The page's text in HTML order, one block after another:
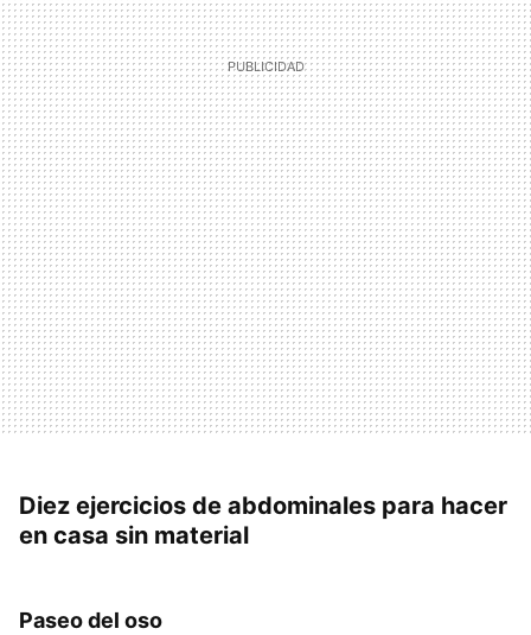
Diez ejercicios de abdominales para hacer
en casa sin material
Paseo del oso